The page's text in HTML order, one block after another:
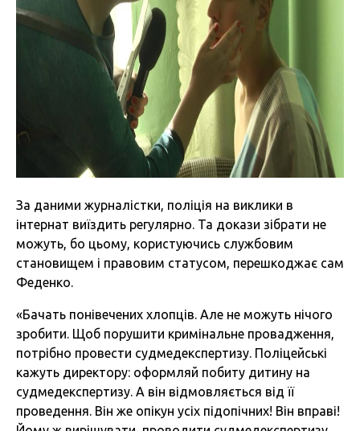
За даними журналістки, поліція на виклики в
інтернат виїздить регулярно. Та докази зібрати не
можуть, бо цьому, користуючись службовим
становищем і правовим статусом, перешкоджає сам
Феденко.
«Бачать понівечених хлопців. Але не можуть нічого
зробити. Щоб порушити кримінальне провадження,
потрібно провести судмедекспертизу. Поліцейські
кажуть директору: оформляй побиту дитину на
судмедекспертизу. А він відмовляється від її
проведення. Він же опікун усіх підопічних! Він вправі!